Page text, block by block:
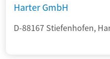
Harter GmbH
D-88167 Stiefenhofen,